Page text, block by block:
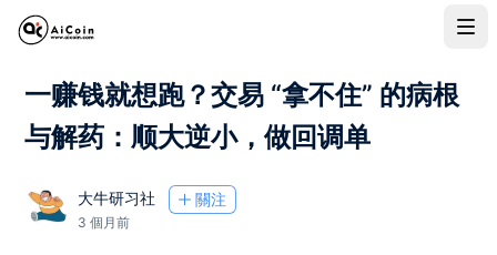
一赚钱就想跑？交易 “拿不住” 的病根
与解药：顺大逆小，做回调单
大牛研习社 關注
3 個月前